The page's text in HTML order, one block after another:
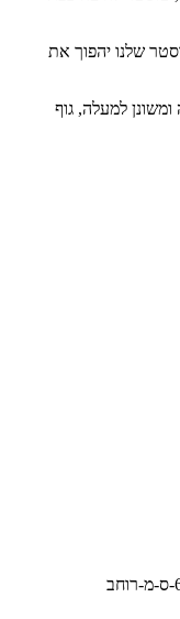
שלנו יהפוך את
למעלה, גוף